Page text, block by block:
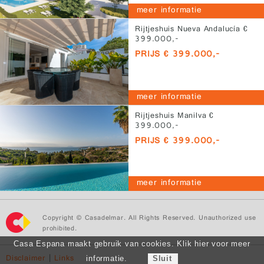
meer informatie
Rijtjeshuis Nueva Andalucía €
399.000,-
PRIJS € 399.000,-
meer informatie
Rijtjeshuis Manilva €
399.000,-
PRIJS € 399.000,-
meer informatie
Copyright © Casadelmar. All Rights Reserved. Unauthorized use
prohibited.
Disclaimer | Links
Casa Espana maakt gebruik van cookies. Klik hier voor meer
informatie.
Sluit